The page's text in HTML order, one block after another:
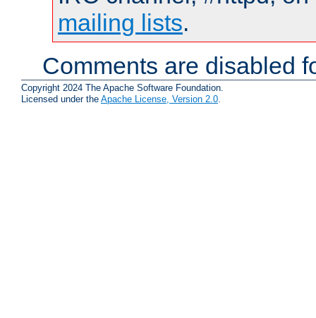
mailing lists.
Comments are disabled
Copyright 2024 The Apache Software Foundation.
Licensed under the Apache License, Version 2.0.